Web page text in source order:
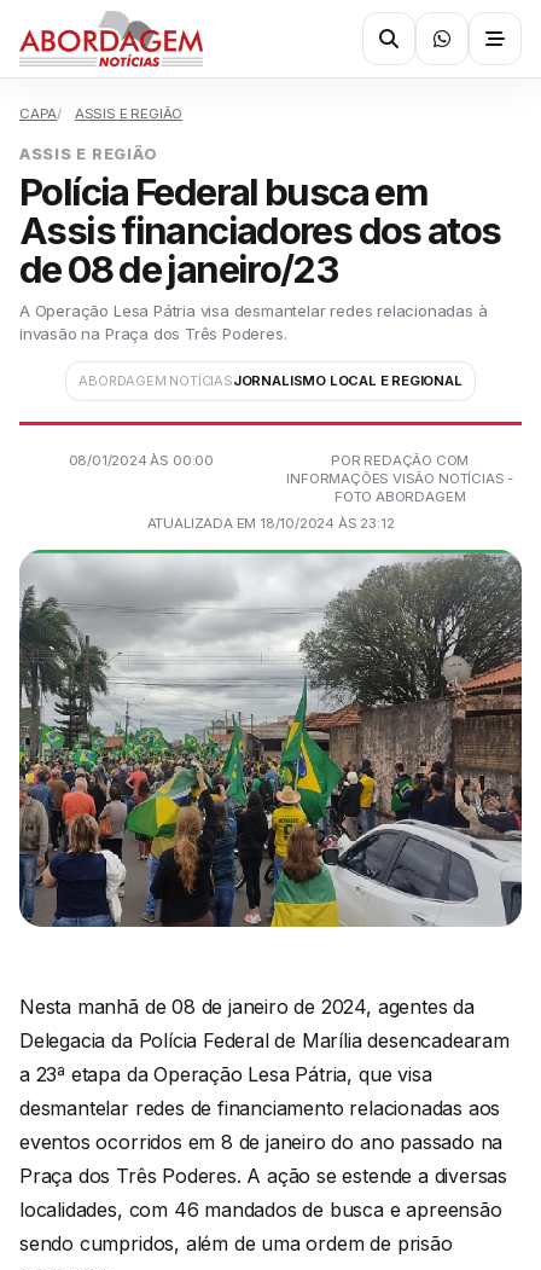
CAPA ASSIS E REGIÃO
ASSIS E REGIÃO
Polícia Federal busca em
Assis financiadores dos atos
de 08 de janeiro/23
A Operação Lesa Pátria visa desmantelar redes relacionadas à
invasão na Praça dos Três Poderes.
ABORDAGEM NOTÍCIASJORNALISMO LOCAL E REGIONAL
08/01/2024 ÀS 00:00
POR REDAÇÃO COM
INFORMAÇÕES VISÃO NOTÍCIAS -
FOTO ABORDAGEM
ATUALIZADA EM 18/10/2024 ÀS 23:12
Nesta manhã de 08 de janeiro de 2024, agentes da
Delegacia da Polícia Federal de Marília desencadearam
a 23ª etapa da Operação Lesa Pátria, que visa
desmantelar redes de financiamento relacionadas aos
eventos ocorridos em 8 de janeiro do ano passado na
Praça dos Três Poderes. A ação se estende a diversas
localidades, com 46 mandados de busca e apreensão
sendo cumpridos, além de uma ordem de prisão